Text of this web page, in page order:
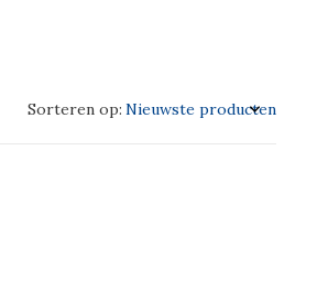
Sorteren op: